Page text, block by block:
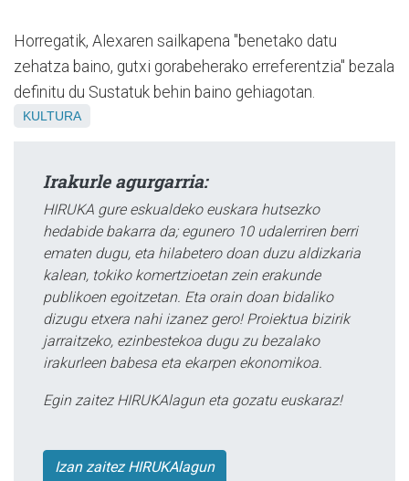
Horregatik, Alexaren sailkapena "benetako datu
zehatza baino, gutxi gorabeherako erreferentzia" bezala
definitu du Sustatuk behin baino gehiagotan.
KULTURA
Irakurle agurgarria:
HIRUKA gure eskualdeko euskara hutsezko
hedabide bakarra da; egunero 10 udalerriren berri
ematen dugu, eta hilabetero doan duzu aldizkaria
kalean, tokiko komertzioetan zein erakunde
publikoen egoitzetan. Eta orain doan bidaliko
dizugu etxera nahi izanez gero! Proiektua bizirik
jarraitzeko, ezinbestekoa dugu zu bezalako
irakurleen babesa eta ekarpen ekonomikoa.
Egin zaitez HIRUKAlagun eta gozatu euskaraz!
Izan zaitez HIRUKAlagun